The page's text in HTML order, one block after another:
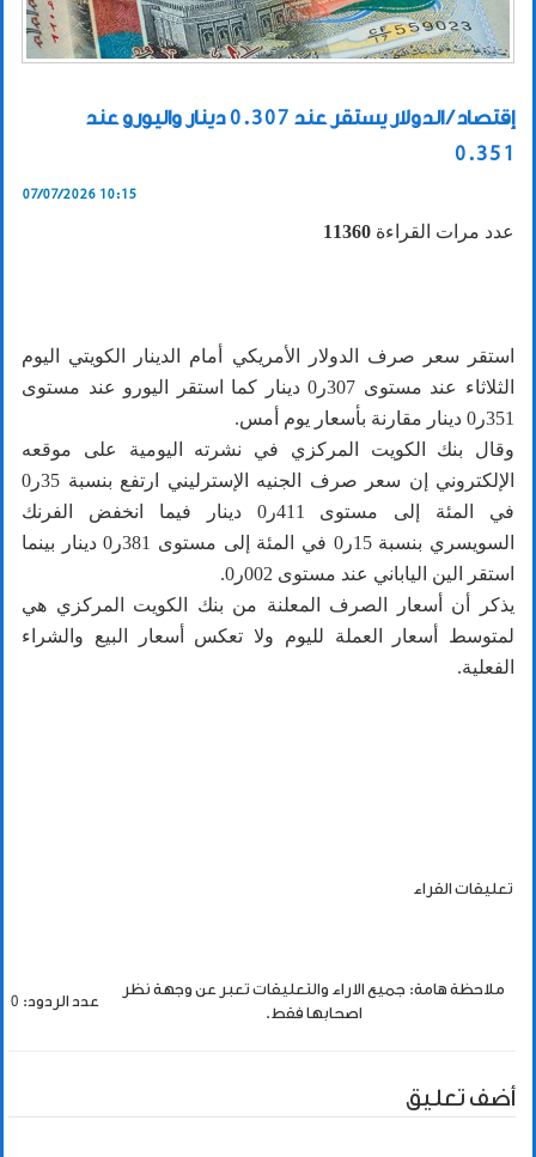
إقتصاد / الدولار يستقر عند 0.307 دينار واليورو عند
0.351
07/07/2026 10:15
عدد مرات القراءة 11360
استقر سعر صرف الدولار الأمريكي أمام الدينار الكويتي اليوم
الثلاثاء عند مستوى 307ر0 دينار كما استقر اليورو عند مستوى
351ر0 دينار مقارنة بأسعار يوم أمس.
وقال بنك الكويت المركزي في نشرته اليومية على موقعه
الإلكتروني إن سعر صرف الجنيه الإسترليني ارتفع بنسبة 35ر0
في المئة إلى مستوى 411ر0 دينار فيما انخفض الفرنك
السويسري بنسبة 15ر0 في المئة إلى مستوى 381ر0 دينار بينما
استقر الين الياباني عند مستوى 002ر0.
يذكر أن أسعار الصرف المعلنة من بنك الكويت المركزي هي
لمتوسط أسعار العملة لليوم ولا تعكس أسعار البيع والشراء
الفعلية.
تعليقات القراء
ملاحظة هامة: جميع الاراء والتعليقات تعبر عن وجهة نظر
اصحابها فقط.
عدد الردود: 0
أضف تعليق